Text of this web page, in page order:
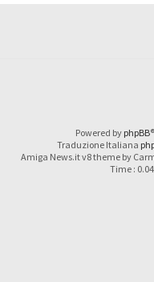
Powered by phpBB
Traduzione Italiana
Amiga News.it v8 theme by
Time :